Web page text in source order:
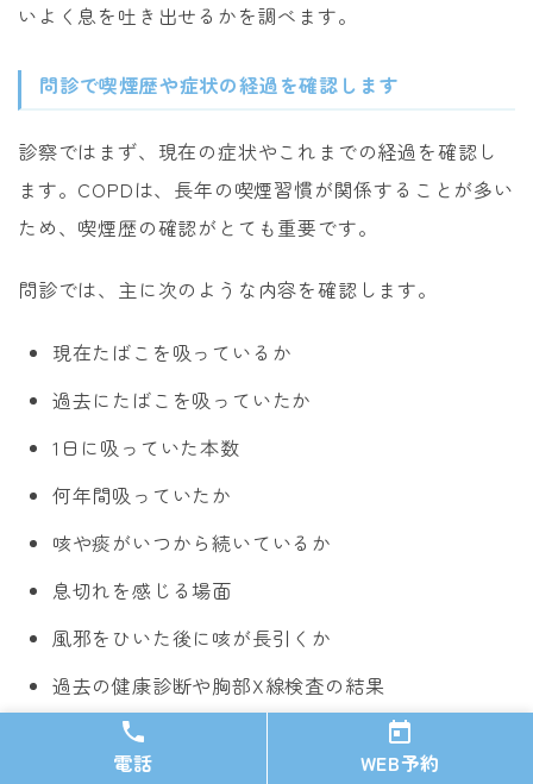
いよく息を吐き出せるかを調べます。
問診で喫煙歴や症状の経過を確認します
診察ではまず、現在の症状やこれまでの経過を確認し
ます。COPDは、長年の喫煙習慣が関係することが多い
ため、喫煙歴の確認がとても重要です。
問診では、主に次のような内容を確認します。
現在たばこを吸っているか
過去にたばこを吸っていたか
1日に吸っていた本数
何年間吸っていたか
咳や痰がいつから続いているか
息切れを感じる場面
風邪をひいた後に咳が長引くか
過去の健康診断や胸部X線検査の結果
職場で粉じんや煙を吸う環境があったか
電話 WEB予約